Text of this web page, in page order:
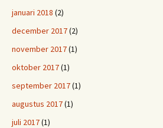
januari 2018 (2)
december 2017(2)
november 2017(1)
oktober 2017(1)
september 2017(1)
augustus 2017(1)
juli 2017(1)